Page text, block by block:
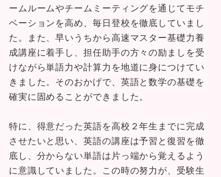
ームルームやチームミーティングを通じてモチ
ベーションを高め、毎日登校を徹底していまし
た。また、早いうちから高速マスター基礎力養
成講座に着手し、担任助手の方々の励ましを受
けながら単語力や計算力を地道に身につけてい
きました。そのおかげで、英語と数学の基礎を
確実に固めることができました。
特に、得意だった英語を高校２年生までに完成
させたいと思い、英語の講座は予習と復習を徹
底し、分からない単語は片っ端から覚えるよう
に意識していました。この時の努力が、受験生